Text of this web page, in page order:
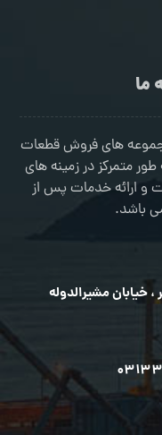
ما
های فروش قطعات
متمرکز در زمینه های
ارائه خدمات پس از
باشد.
خیابان مشیرالدوله